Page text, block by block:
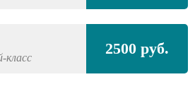
класс 2500 руб.